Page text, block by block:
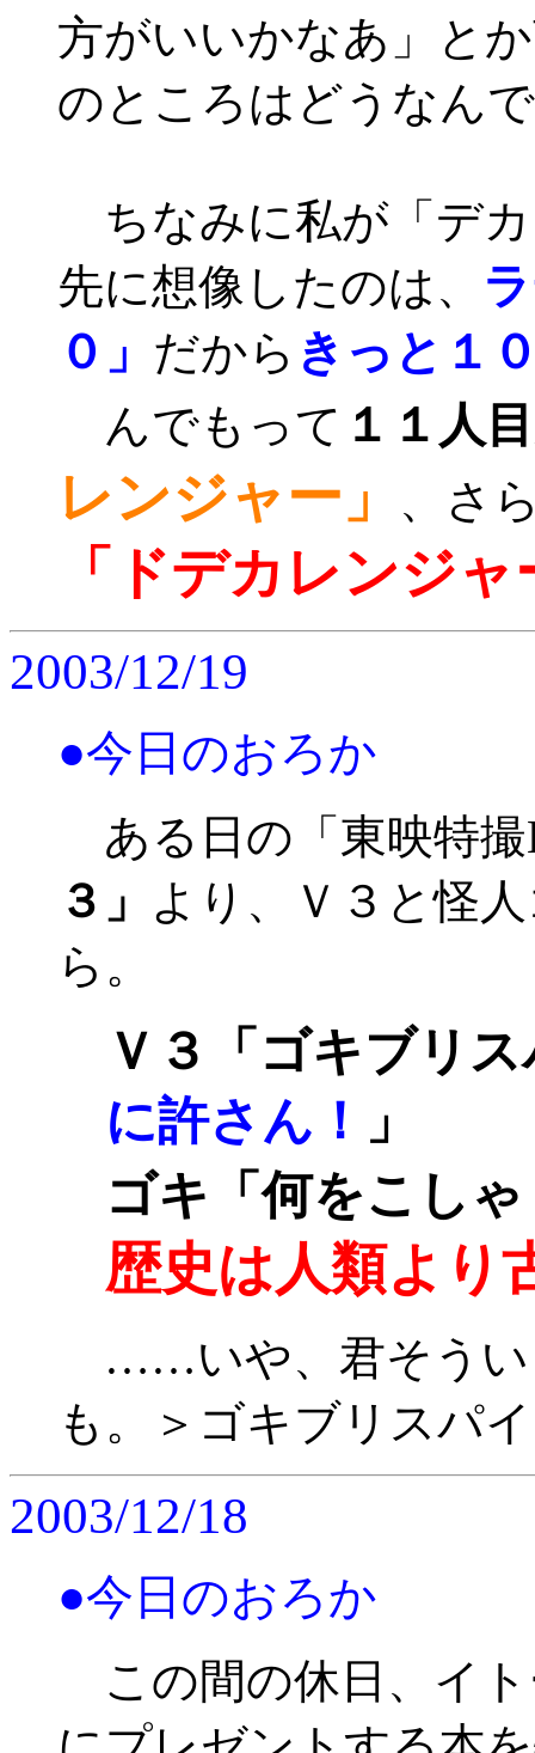
方がいいかなあ」と
のところはどうなん
ちなみに私が「デ
先に想像したのは、
０」 だから きっと１
んでもって １１人
レンジャー」 、さ
「ドデカレンジャ
2003/12/19
●今日のおろか
ある日の「東映特撮
３」
より、Ｖ３と怪
ら。
Ｖ３「ゴキブリ
に許さん！
」
ゴキ「何をこし
歴史は人類より
……いや、君そうい
も。＞ゴキブリスパ
2003/12/18
●今日のおろか
この間の休日、イ